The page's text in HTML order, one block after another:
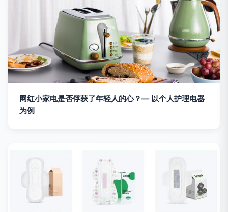
网红小家电是否俘获了年轻人的心？— 以个人护理电器
为例